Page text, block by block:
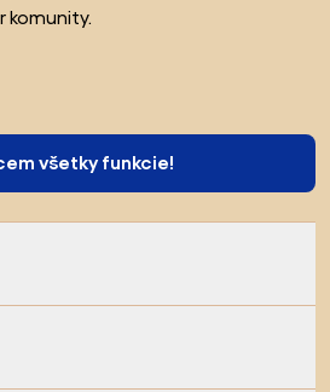
komunity.
všetky funkcie!